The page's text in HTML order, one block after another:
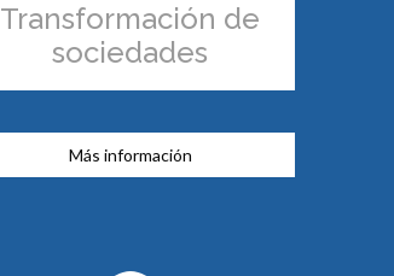
Transformación de
sociedades
Más información